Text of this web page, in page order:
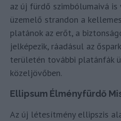
az új fürdő szimbólumaivá
üzemelő strandon a
platánok az erőt, a
jelképezik, ráadásul az
területén további platánfák
közeljövőben.
Ellipsum Élményfürdő
Az új létesítmény ellipszis